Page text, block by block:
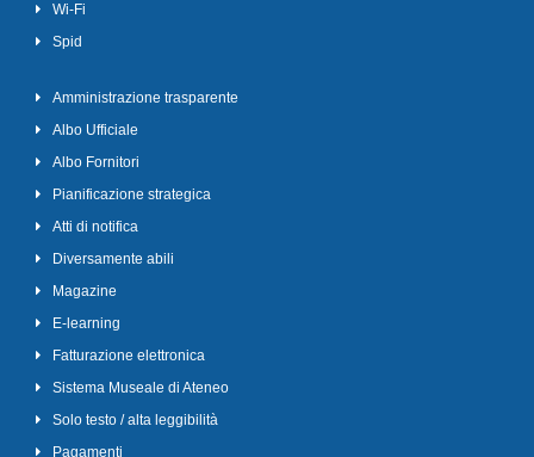
Wi-Fi
Spid
Amministrazione trasparente
Albo Ufficiale
Albo Fornitori
Pianificazione strategica
Atti di notifica
Diversamente abili
Magazine
E-learning
Fatturazione elettronica
Sistema Museale di Ateneo
Solo testo / alta leggibilità
Pagamenti